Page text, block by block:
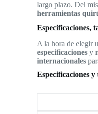
largo plazo. Del
herramientas
Especificaciones,
A la hora de elegir
especificaciones y
internacionales
Especificaciones y